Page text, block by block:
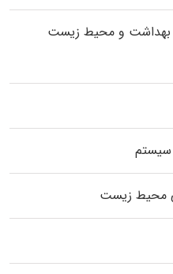
بهداشت و محیط زیست
سیستم
محیط زیست